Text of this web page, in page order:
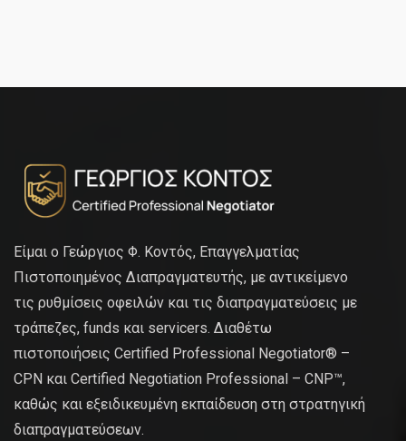
Είμαι ο Γεώργιος Φ. Κοντός, Επαγγελματίας
Πιστοποιημένος Διαπραγματευτής, με αντικείμενο
τις ρυθμίσεις οφειλών και τις διαπραγματεύσεις με
τράπεζες, funds και servicers. Διαθέτω
πιστοποιήσεις Certified Professional Negotiator® –
CPN και Certified Negotiation Professional – CNP™,
καθώς και εξειδικευμένη εκπαίδευση στη στρατηγική
διαπραγματεύσεων.